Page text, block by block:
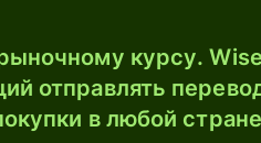
курсу.
отправлять
в любой